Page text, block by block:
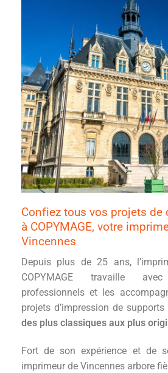
Confiez tous vos projets
à COPYMAGE, votre
Vincennes
Depuis plus de 25 ans,
COPYMAGE travaille
professionnels et les
projets d’impression de
des plus classiques aux plus
Fort de son expérience et de
imprimeur de Vincennes arbore